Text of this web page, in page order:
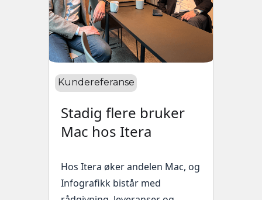
Kundereferanse
Stadig flere bruker
Mac hos Itera
Hos Itera øker andelen Mac, og
Infografikk bistår med